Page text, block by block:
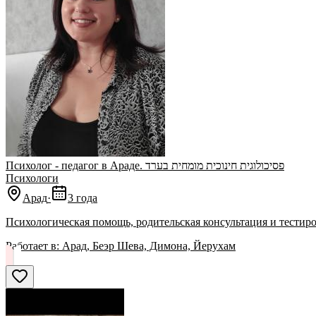
Психолог - педагог в Араде. פסיכולוגית חינוכית מומחית בערד
Психологи
Арад·
3 года
Психологическая помощь, родительская консультация и
Работает в: Арад, Беэр Шева, Димона, Йерухам